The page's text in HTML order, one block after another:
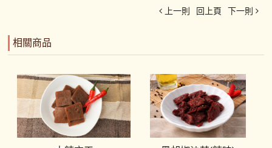
上一則 回上頁 下一則
相關商品